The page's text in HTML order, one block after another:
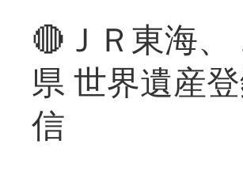
🔴ＪＲ東海
県 世界遺産
信